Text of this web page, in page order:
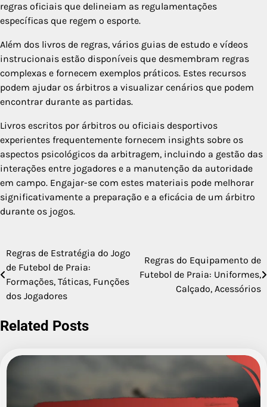
regras oficiais que delineiam as regulamentações
específicas que regem o esporte.
Além dos livros de regras, vários guias de estudo e vídeos
instrucionais estão disponíveis que desmembram regras
complexas e fornecem exemplos práticos. Estes recursos
podem ajudar os árbitros a visualizar cenários que podem
encontrar durante as partidas.
Livros escritos por árbitros ou oficiais desportivos
experientes frequentemente fornecem insights sobre os
aspectos psicológicos da arbitragem, incluindo a gestão das
interações entre jogadores e a manutenção da autoridade
em campo. Engajar-se com estes materiais pode melhorar
significativamente a preparação e a eficácia de um árbitro
durante os jogos.
Post
navigation
Regras de Estratégia do Jogo
de Futebol de Praia:
Formações, Táticas, Funções
dos Jogadores
Regras do Equipamento de
Futebol de Praia: Uniformes,
Calçado, Acessórios
Related Posts